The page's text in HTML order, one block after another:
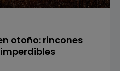
otoño: rincones